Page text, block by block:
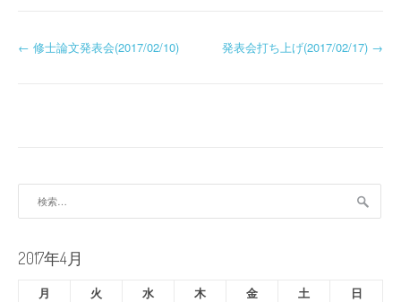
投
ゲ
ー
シ
ョ
← 修士論文発表会(2017/02/10) 発表会打ち上げ(2017/02/17) →
2017年4月
月 火 水 木 金 土
日